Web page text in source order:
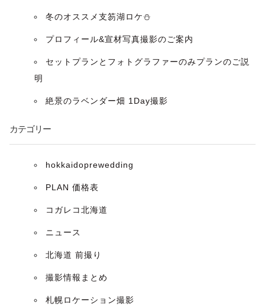
冬のオススメ支笏湖ロケ⛄️
プロフィール&宣材写真撮影のご案内
セットプランとフォトグラファーのみプランのご説
明
絶景のラベンダー畑 1Day撮影
カテゴリー
hokkaidoprewedding
PLAN 価格表
コガレコ北海道
ニュース
北海道 前撮り
撮影情報まとめ
札幌ロケーション撮影